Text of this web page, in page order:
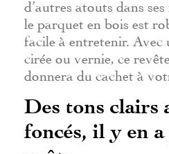
d’autres atouts dans
le parquet en bois est
facile à entretenir. Avec
cirée ou vernie, ce
donnera du cachet à
Des tons clairs
foncés, il y en